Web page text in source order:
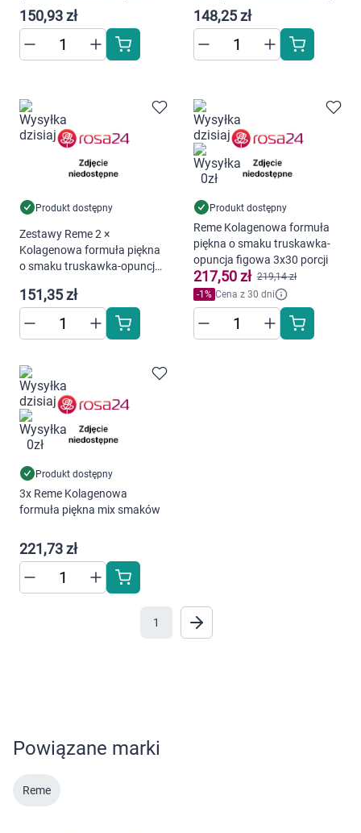
Korzystamy z plików cookies w celu
dostosowania zawartości serwisu do Twoich
preferencji. Więcej informacji znajdziesz w
naszejpolityce prywatności. Możesz określić
warunki przechowywania lub dostępu do
cookies poprzez kliknięcie przycisku
"Ustawienia" lub możesz zaakceptować
ustawienia wszystkich cookies klikając
AKCEPTUJĘ WSZYSTKIE
porcji + Men Kolagenowa
Formuła dla niego 150 g
150,93 zł
30 porcji + Reme Night
Kolagenowa Formuła Piękna
o smaku owoców leśnych
150 g
148,25 zł
Produkt dostępny
Zestawy Reme 2 ×
Kolagenowa formuła piękna
o smaku truskawka-opuncja
Kolagenowa Formuła dla
niego 150 g
151,35 zł
Produkt dostępny
Reme Kolagenowa formuła
piękna o smaku truskawka-
opuncja figowa 3x30 porcji
217,50 zł 219,14 zł
-1 % Cena z 30 dni
Produkt dostępny
3x Reme Kolagenowa
formuła piękna mix smaków
221,73 zł
1
Powiązane marki
Reme